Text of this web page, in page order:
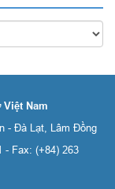
Nam
- Đà Lạt, Lâm Đồng
- Fax: (+84) 263